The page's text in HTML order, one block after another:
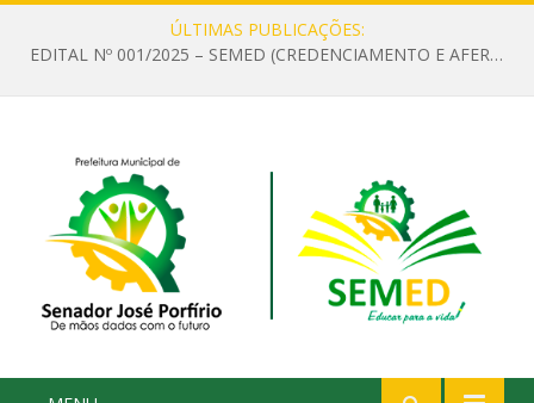
ÚLTIMAS PUBLICAÇÕES:
EDITAL Nº 001/2025 – SEMED (CREDENCIAMENTO E AFERIÇÃO DE CRITÉRIOS TÉCNICOS DE MÉRITO E DESEMPENHO PARA PROVIMENTO DO CARGO OU FUNÇÃO DE GESTOR ESCOLAR DAS UNIDADES DE ENSINO DA REDE MUNICIPAL DE SENADOR JO)